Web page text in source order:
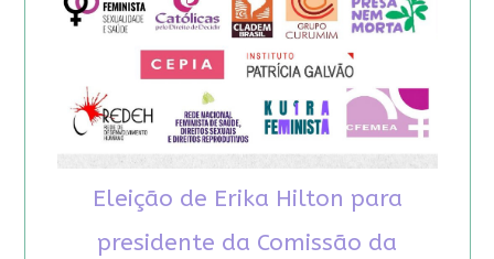
Eleição de Erika Hilton para
presidente da Comissão da